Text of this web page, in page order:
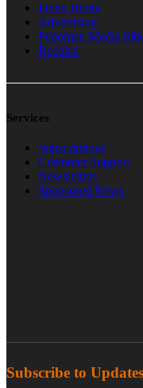
Index Berita
Advertising
Pedoman Media
Redaksi
Services
Subscriptions
Customer Support
Newsletters
Sponsored News
Subscribe to Updates